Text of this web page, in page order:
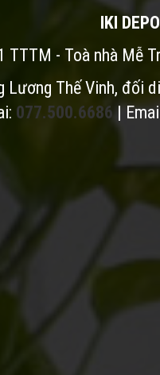
IKI
TTTM - Toà nhà Mễ
Lương Thế Vinh, đối
077.500.6686|